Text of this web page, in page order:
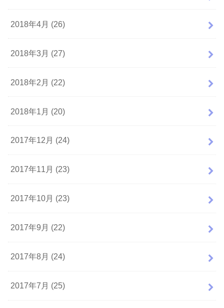
2018年4月 (26)
2018年3月 (27)
2018年2月 (22)
2018年1月 (20)
2017年12月 (24)
2017年11月 (23)
2017年10月 (23)
2017年9月 (22)
2017年8月 (24)
2017年7月 (25)